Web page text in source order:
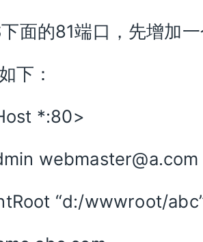
面的81端口，先增加
下：
*:80>
webmaster@a.com
“d:/wwwroot/